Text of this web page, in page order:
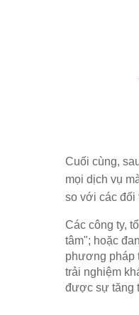
Cuối cùng,
mọi dịch vụ
so với các đối
Các công ty,
tâm"; hoặc
phương pháp
trải nghiệm
được sự tăng